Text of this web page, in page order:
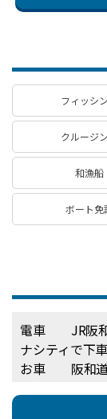
フィッシ
クルージ
和漁船
ボート免
電車 JR阪和
ナシティで下車
お車 阪和道